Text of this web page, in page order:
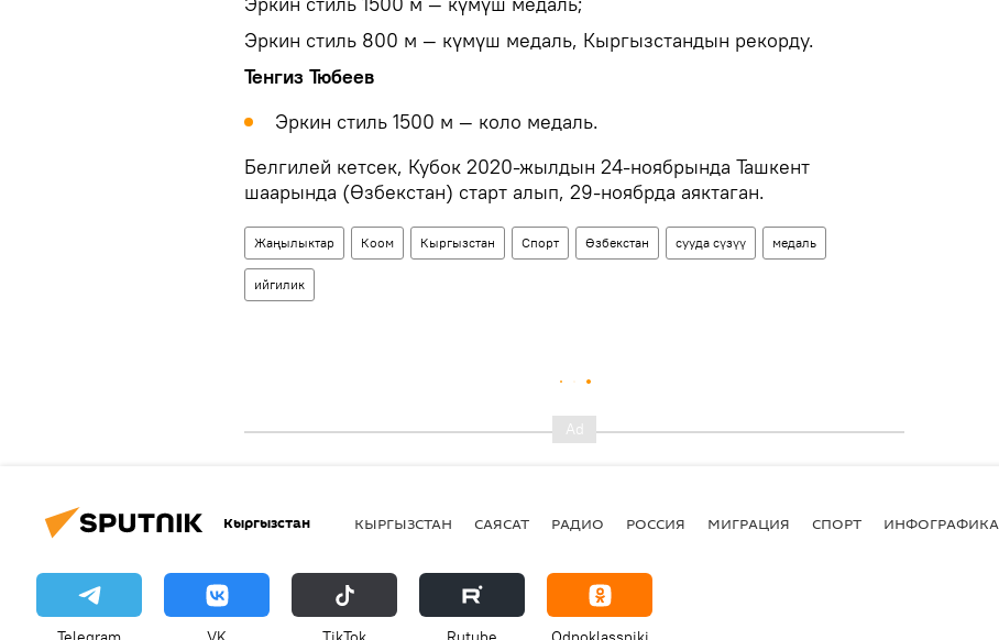
Эркин стиль 800 м — күмүш медаль, Кыргызстандын рекорду.
Тенгиз Тюбеев
Эркин стиль 1500 м — коло медаль.
Белгилей кетсек, Кубок 2020-жылдын 24-ноябрында Ташкент
шаарында (Өзбекстан) старт алып, 29-ноябрда аяктаган.
Жаңылыктар Коом Кыргызстан Спорт Өзбекстан сууда сүзүү медаль
ийгилик
Кыргызстан КЫРГЫЗСТАН САЯСАТ РАДИО РОССИЯ МИГРАЦИЯ СПОРТ ИНФОГРАФИКА